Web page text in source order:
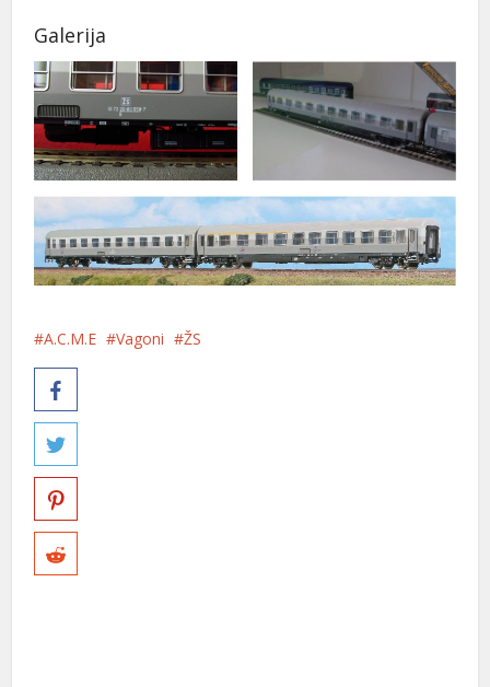
Galerija
A.C.M.E Vagoni ŽS